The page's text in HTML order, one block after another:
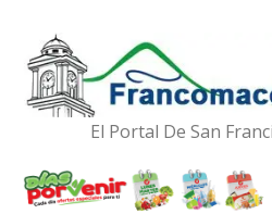
El Portal De San